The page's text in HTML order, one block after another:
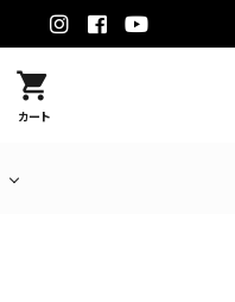
shopping_cart
カート